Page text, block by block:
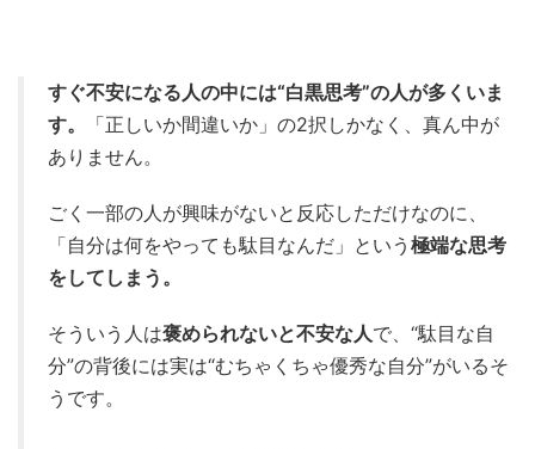
すぐ不安になる人の中には“白黒思考”の人が多くいま
す。
「正しいか間違いか」の2択しかなく、真ん中が
ありません。
ごく一部の人が興味がないと反応しただけなのに、
「自分は何をやっても駄目なんだ」という 極端な思考
をしてしまう。
そういう人は褒められないと不安な人で、“駄目な自
分”の背後には実は“むちゃくちゃ優秀な自分”がいるそ
うです。